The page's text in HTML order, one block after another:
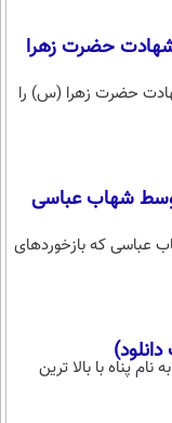
حضرت زهرا
حضرت زهرا (س) را
شهاب عباسی
عباسی که بازخورد‌های
پناه با بالا ترین